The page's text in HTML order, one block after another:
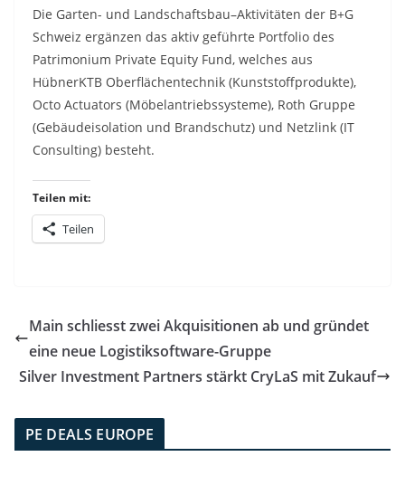
Die Garten- und Landschaftsbau–Aktivitäten der B+G
Schweiz ergänzen das aktiv geführte Portfolio des
Patrimonium Private Equity Fund, welches aus
HübnerKTB Oberflächentechnik (Kunststoffprodukte),
Octo Actuators (Möbelantriebssysteme), Roth Gruppe
(Gebäudeisolation und Brandschutz) und Netzlink (IT
Consulting) besteht.
Teilen mit:
Teilen
Main schliesst zwei Akquisitionen ab und gründet
eine neue Logistiksoftware-Gruppe
Silver Investment Partners stärkt CryLaS mit Zukauf
PE DEALS EUROPE